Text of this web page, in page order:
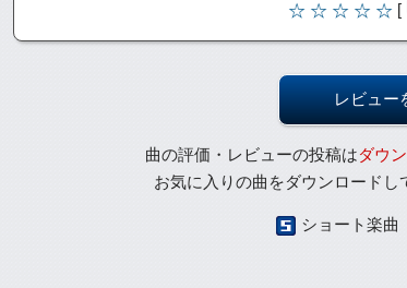
[
レビュー
曲の評価・レビューの投稿はダウ
お気に入りの曲をダウンロードし
ショート楽曲